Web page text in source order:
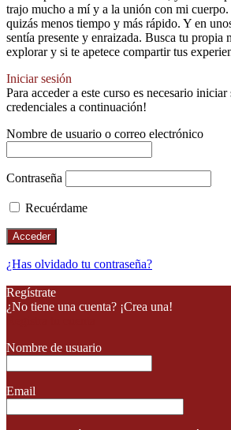
trajo mucho a mí y a la unión con mi cuerpo.
quizás menos tiempo y más rápido. Y en
sentía presente y enraizada. Busca tu propia
explorar y si te apetece compartir tus
Iniciar sesión
Para acceder a este curso es necesario
credenciales a continuación!
Nombre de usuario o correo electrónico
Contraseña
Recuérdame
¿Has olvidado tu contraseña?
Regístrate
¿No tiene una cuenta? ¡Crea una!
Nombre de usuario
Email